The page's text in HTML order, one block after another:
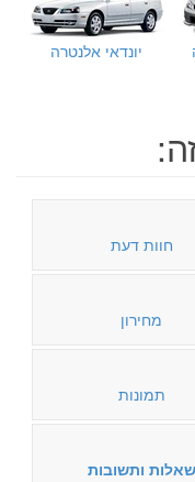
יונדאי אלנטרה
חוות דעת
מחירון
תמונות
שאלות ותשובות